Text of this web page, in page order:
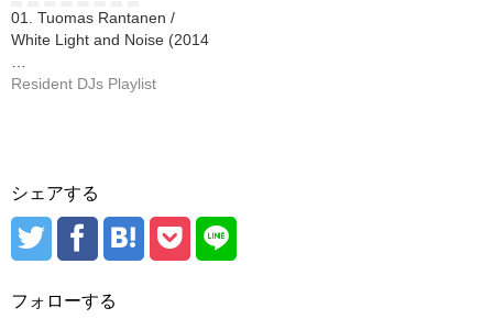
01. Tuomas Rantanen /
White Light and Noise (2014
Resident DJs Playlist
シェアする
フォローする